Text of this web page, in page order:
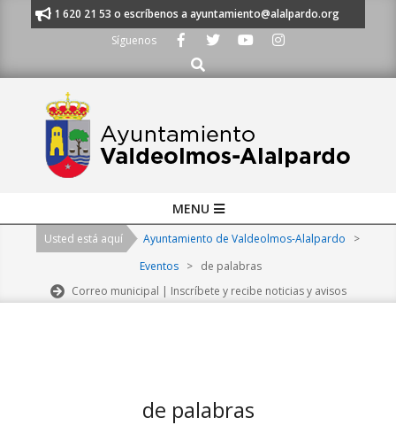
al 91 620 21 53 o escríbenos a ayuntamiento@alalpardo.org
Síguenos
Buscar
Navigation
MENU
Usted está aquí Ayuntamiento de Valdeolmos-Alalpardo
>
Eventos > de palabras
Correo municipal | Inscríbete y recibe noticias y avisos
de palabras